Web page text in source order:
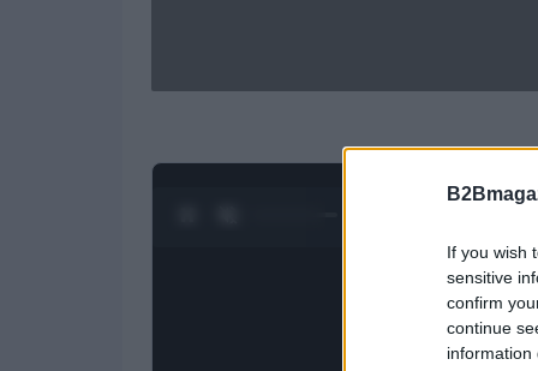
If you wish
sensitive
confirm
continue
information